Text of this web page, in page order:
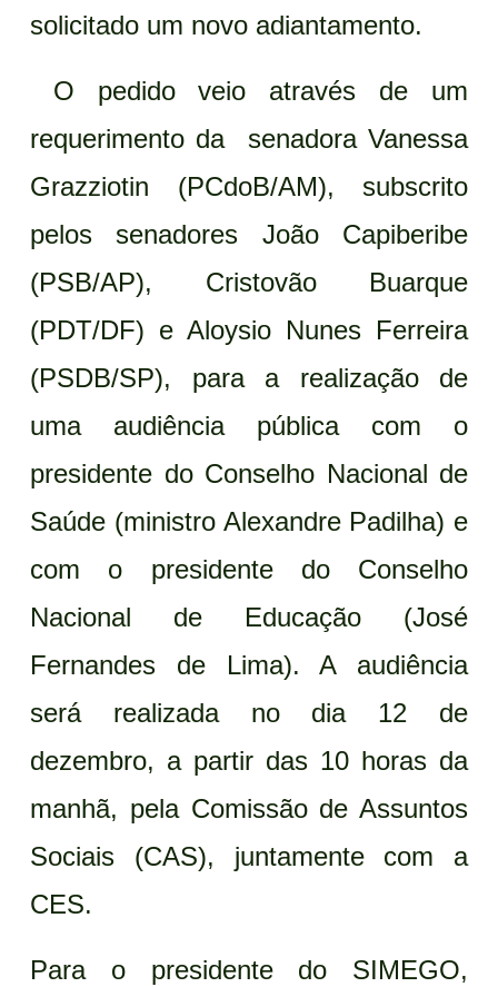
solicitado um novo adiantamento.
O pedido veio através de um
requerimento da senadora Vanessa
Grazziotin (PCdoB/AM), subscrito
pelos senadores João Capiberibe
(PSB/AP), Cristovão Buarque
(PDT/DF) e Aloysio Nunes Ferreira
(PSDB/SP), para a realização de
uma audiência pública com o
presidente do Conselho Nacional de
Saúde (ministro Alexandre Padilha) e
com o presidente do Conselho
Nacional de Educação (José
Fernandes de Lima). A audiência
será realizada no dia 12 de
dezembro, a partir das 10 horas da
manhã, pela Comissão de Assuntos
Sociais (CAS), juntamente com a
CES.
Para o presidente do SIMEGO,